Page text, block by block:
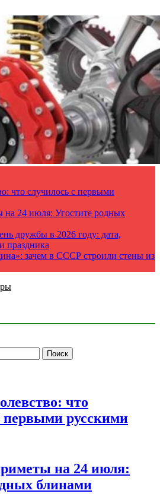
что случилось с первыми
24 июля: Угостите родных
дружбы в 2026 году: дата,
праздника
зачем в СССР строили стены из
что
первыми русскими
на 24 июля:
блинами